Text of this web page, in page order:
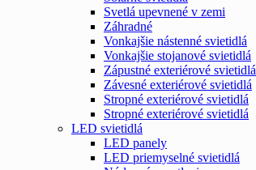
Svetlá upevnené v zemi
Záhradné
Vonkajšie nástenné svietidlá
Vonkajšie stojanové svietidlá
Zápustné exteriérové svietidlá
Závesné exteriérové svietidlá
Stropné exteriérové svietidlá
Stropné exteriérové svietidlá
LED svietidlá
LED panely
LED priemyselné svietidlá